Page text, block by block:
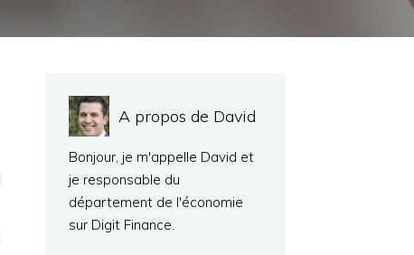
A propos de David
Bonjour, je m'appelle David et
je responsable du
département de l'économie
sur Digit Finance.